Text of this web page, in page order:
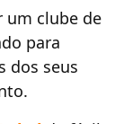
um clube de
para
dos seus